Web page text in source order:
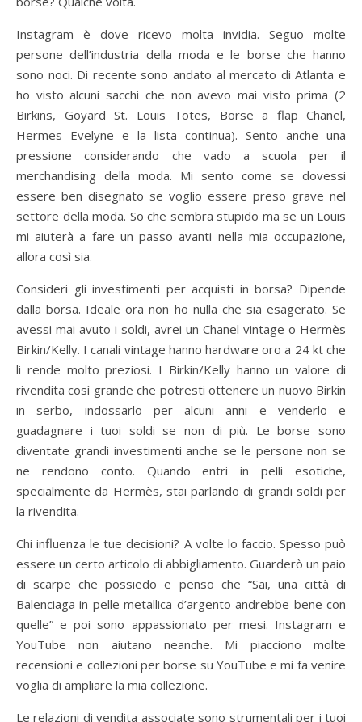
Instagram è dove ricevo molta invidia. Seguo molte
persone dell’industria della moda e le borse che hanno
sono noci. Di recente sono andato al mercato di Atlanta e
ho visto alcuni sacchi che non avevo mai visto prima (2
Birkins, Goyard St. Louis Totes, Borse a flap Chanel,
Hermes Evelyne e la lista continua). Sento anche una
pressione considerando che vado a scuola per il
merchandising della moda. Mi sento come se dovessi
essere ben disegnato se voglio essere preso grave nel
settore della moda. So che sembra stupido ma se un Louis
mi aiuterà a fare un passo avanti nella mia occupazione,
allora così sia.
Consideri gli investimenti per acquisti in borsa? Dipende
dalla borsa. Ideale ora non ho nulla che sia esagerato. Se
avessi mai avuto i soldi, avrei un Chanel vintage o Hermès
Birkin/Kelly. I canali vintage hanno hardware oro a 24 kt che
li rende molto preziosi. I Birkin/Kelly hanno un valore di
rivendita così grande che potresti ottenere un nuovo Birkin
in serbo, indossarlo per alcuni anni e venderlo e
guadagnare i tuoi soldi se non di più. Le borse sono
diventate grandi investimenti anche se le persone non se
ne rendono conto. Quando entri in pelli esotiche,
specialmente da Hermès, stai parlando di grandi soldi per
la rivendita.
Chi influenza le tue decisioni? A volte lo faccio. Spesso può
essere un certo articolo di abbigliamento. Guarderò un paio
di scarpe che possiedo e penso che “Sai, una città di
Balenciaga in pelle metallica d’argento andrebbe bene con
quelle” e poi sono appassionato per mesi. Instagram e
YouTube non aiutano neanche. Mi piacciono molte
recensioni e collezioni per borse su YouTube e mi fa venire
voglia di ampliare la mia collezione.
Le relazioni di vendita associate sono strumentali per i tuoi